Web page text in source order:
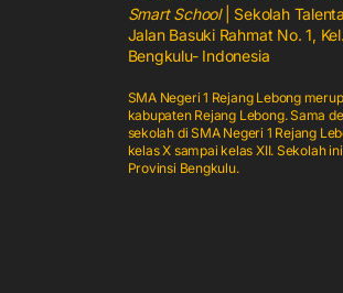
Smart School| Sekolah
Jalan Basuki Rahmat No. 1,
Bengkulu- Indonesia
SMA Negeri 1 Rejang Lebong
kabupaten Rejang Lebong. Sama
sekolah di SMA Negeri 1 Rejang
kelas X sampai kelas XII. Sekolah
Provinsi Bengkulu.